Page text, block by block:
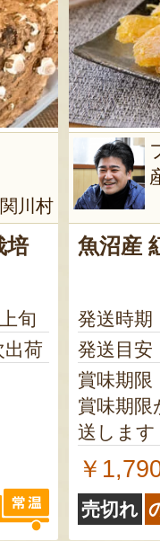
川村
培
旬
出荷
魚沼産
発送時期
発送目安
賞味期限
賞味期限
送します
￥
売切れ